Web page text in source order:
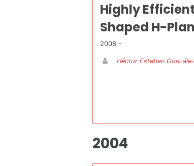
Highly
Shaped H-
2008 -
Héctor Esteban González
2004